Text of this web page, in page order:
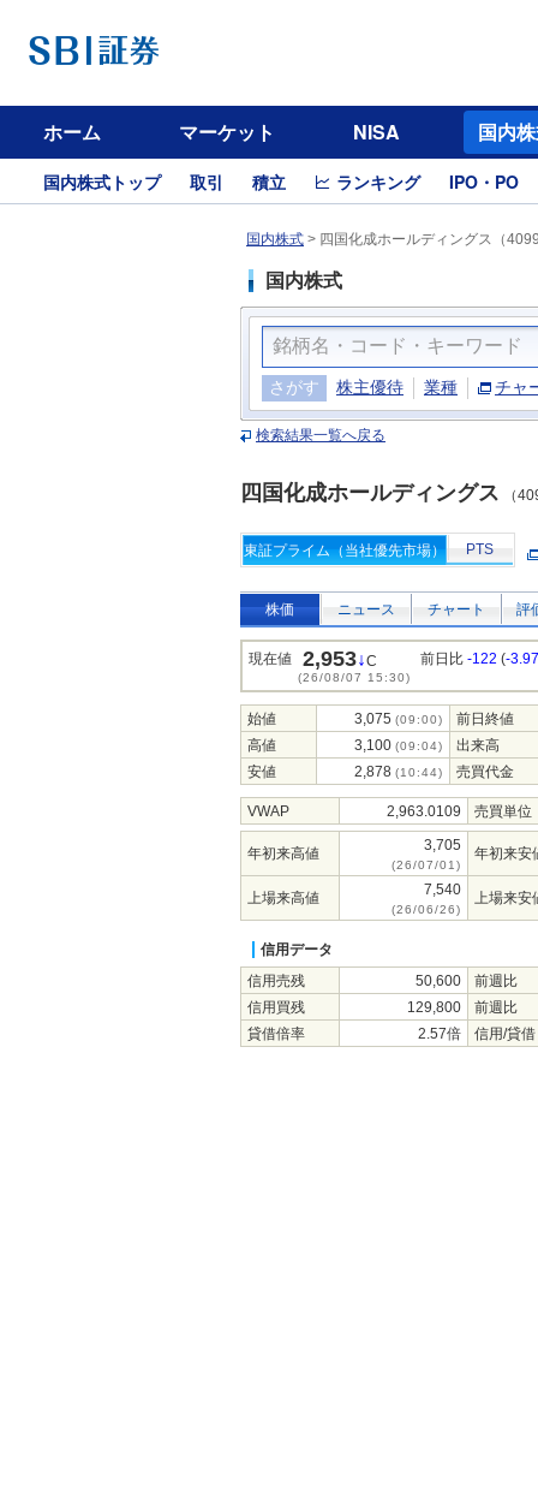
ホーム マーケット NISA 国内
国内株式トップ 取引 積立 ランキング IPO・PO
国内株式 > 四国化成ホールディングス（
国内株式
さがす 株主優待 業種 チャ
検索結果一覧へ戻る
四国化成ホールディングス （
東証プライム（当社優先市場） PTS
株価 ニュース チャート 評
現在値 2,953↓C
(26/08/07 15:30)
前日比 -122 (-
始値 3,075 (09:00)
前日終値
高値
3,100 (09:04)
出来高
安値
2,878 (10:44) 売買代金
VWAP 2,963.0109 売買単位
年初来高値 3,705
(26/07/01)
年初来安
上場来高値 7,540
(26/06/26)
上場来安
信用データ
信用売残
50,600
前週比
信用買残
129,800
前週比
貸借倍率
2.57倍 信用/貸借